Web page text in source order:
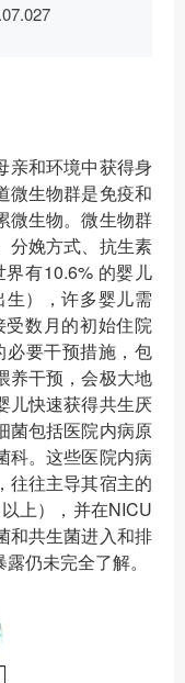
亲和环境中获得身
微生物群是免疫和
微生物。微生物群
分娩方式、抗生素
有10.6% 的婴儿
），许多婴儿需
数月的初始住院
要干预措施，包
养干预，会极大地
儿快速获得共生厌
菌包括医院内病原
科。这些医院内病
往往主导其宿主的
上），并在NICU
和共生菌进入和排
仍未完全了解。